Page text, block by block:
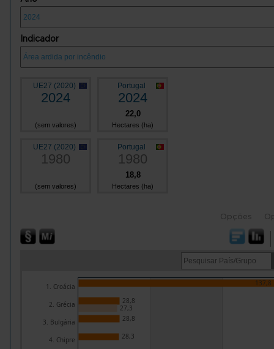
Indicador
UE27 (2020)
2024
(sem valores)
Portugal
2024
22,0
Hectares (ha)
UE27 (2020)
1980
(sem valores)
Portugal
1980
18,8
Hectares (ha)
Opções
1. Croácia
2. Grécia
3. Bulgária
4. Chipre
137,8
28,8
28,8
28,3
27,3